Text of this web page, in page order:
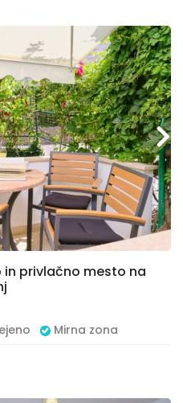
privlačno mesto na
Mirna zona